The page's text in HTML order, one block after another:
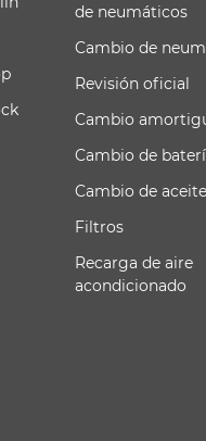
de neumáticos
Cambio de
Revisión oficial
Cambio
Cambio de
Cambio de aceite
Filtros
Recarga de aire
acondicionado